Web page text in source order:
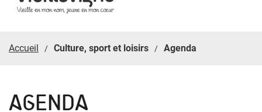
Accueil Culture, sport et loisirs Agenda
AGENDA